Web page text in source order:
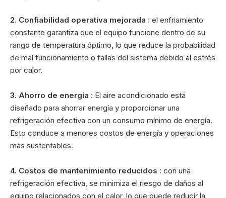
2. Confiabilidad operativa mejorada : el enfriamiento
constante garantiza que el equipo funcione dentro de su
rango de temperatura óptimo, lo que reduce la probabilidad
de mal funcionamiento o fallas del sistema debido al estrés
por calor.
3. Ahorro de energía : El aire acondicionado está
diseñado para ahorrar energía y proporcionar una
refrigeración efectiva con un consumo mínimo de energía.
Esto conduce a menores costos de energía y operaciones
más sustentables.
4. Costos de mantenimiento reducidos : con una
refrigeración efectiva, se minimiza el riesgo de daños al
equipo relacionados con el calor, lo que puede reducir la